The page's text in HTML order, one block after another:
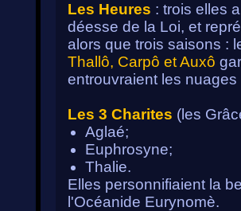
Les Heures : trois elles
déesse de la Loi, et
alors que trois saisons :
Thallô, Carpô et Auxô
entrouvraient les
Les 3 Charites (les
Aglaé;
Euphrosyne;
Thalie.
Elles personnifiaient la
l'Océanide Eurynomè.